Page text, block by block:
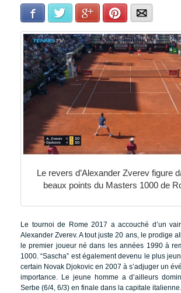
Facebook Twitter Google+Pinterest
Le revers d’Alexander Zverev figure
beaux points du Masters 1000 de
Le tournoi de Rome 2017 a accouché d’un
Alexander Zverev. A tout juste 20 ans, le prodige
le premier joueur né dans les années 1990 à
1000. “Sascha” est également devenu le plus
certain Novak Djokovic en 2007 à s’adjuger un
importance. Le jeune homme a d’ailleurs
Serbe (6/4, 6/3) en finale dans la capitale italienne.